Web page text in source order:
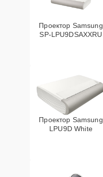
Проектор Samsung
SP-LPU9DSAXXRU
Проектор Samsung
LPU9D White